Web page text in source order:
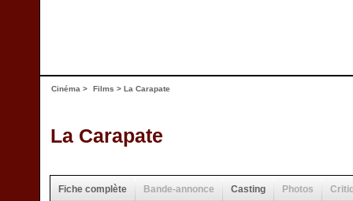
Cinéma > Films > La Carapate
La Carapate
Fiche complète Bande-annonce Casting Photos